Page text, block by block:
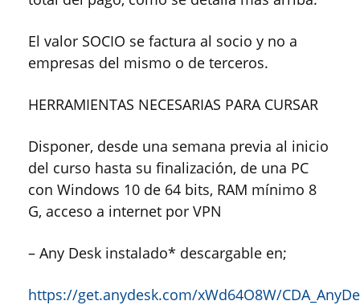
El valor SOCIO se factura al socio y no a
empresas del mismo o de terceros.
HERRAMIENTAS NECESARIAS PARA CURSAR
Disponer, desde una semana previa al inicio
del curso hasta su finalización, de una PC
con Windows 10 de 64 bits, RAM mínimo 8
G, acceso a internet por VPN
– Any Desk instalado* descargable en;
https://get.anydesk.com/xWd64O8W/